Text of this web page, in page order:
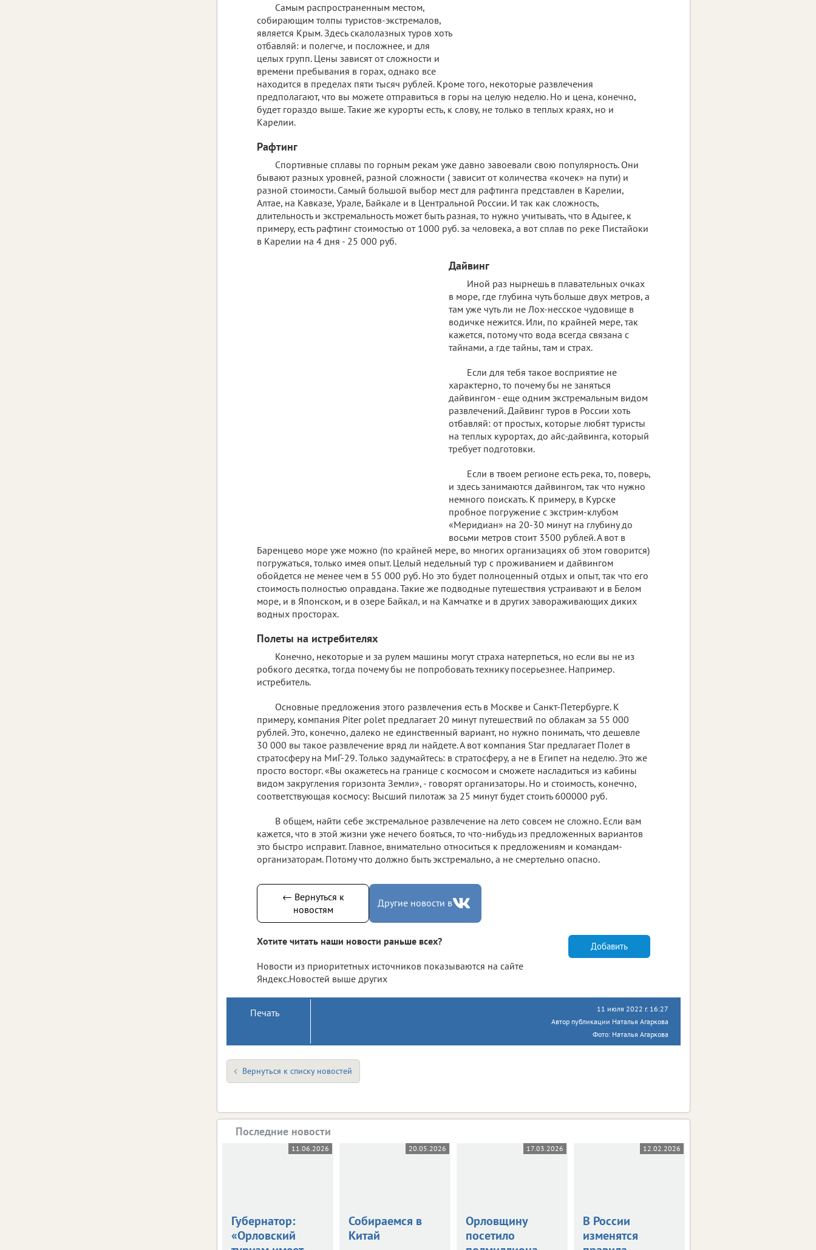
Самым распространенным местом,
собирающим толпы туристов-экстремалов,
является Крым. Здесь скалолазных туров хоть
отбавляй: и полегче, и посложнее, и для
целых групп. Цены зависят от сложности и
времени пребывания в горах, однако все
находится в пределах пяти тысяч рублей. Кроме того, некоторые развлечения
предполагают, что вы можете отправиться в горы на целую неделю. Но и цена, конечно,
будет гораздо выше. Такие же курорты есть, к слову, не только в теплых краях, но и
Карелии.
Рафтинг
Спортивные сплавы по горным рекам уже давно завоевали свою популярность. Они
бывают разных уровней, разной сложности ( зависит от количества «кочек» на пути) и
разной стоимости. Самый большой выбор мест для рафтинга представлен в Карелии,
Алтае, на Кавказе, Урале, Байкале и в Центральной России. И так как сложность,
длительность и экстремальность может быть разная, то нужно учитывать, что в Адыгее, к
примеру, есть рафтинг стоимостью от 1000 руб. за человека, а вот сплав по реке Пистайоки
в Карелии на 4 дня - 25 000 руб.
Дайвинг
Иной раз нырнешь в плавательных очках
в море, где глубина чуть больше двух метров, а
там уже чуть ли не Лох-несское чудовище в
водичке нежится. Или, по крайней мере, так
кажется, потому что вода всегда связана с
тайнами, а где тайны, там и страх.
Если для тебя такое восприятие не
характерно, то почему бы не заняться
дайвингом - еще одним экстремальным видом
развлечений. Дайвинг туров в России хоть
отбавляй: от простых, которые любят туристы
на теплых курортах, до айс-дайвинга, который
требует подготовки.
Если в твоем регионе есть река, то, поверь,
и здесь занимаются дайвингом, так что нужно
немного поискать. К примеру, в Курске
пробное погружение с экстрим-клубом
«Меридиан» на 20-30 минут на глубину до
восьми метров стоит 3500 рублей. А вот в
Баренцево море уже можно (по крайней мере, во многих организациях об этом говорится)
погружаться, только имея опыт. Целый недельный тур с проживанием и дайвингом
обойдется не менее чем в 55 000 руб. Но это будет полноценный отдых и опыт, так что его
стоимость полностью оправдана. Такие же подводные путешествия устраивают и в Белом
море, и в Японском, и в озере Байкал, и на Камчатке и в других завораживающих диких
водных просторах.
Полеты на истребителях
Конечно, некоторые и за рулем машины могут страха натерпеться, но если вы не из
робкого десятка, тогда почему бы не попробовать технику посерьезнее. Например.
истребитель.
Основные предложения этого развлечения есть в Москве и Санкт-Петербурге. К
примеру, компания Piter polet предлагает 20 минут путешествий по облакам за 55 000
рублей. Это, конечно, далеко не единственный вариант, но нужно понимать, что дешевле
30 000 вы такое развлечение вряд ли найдете. А вот компания Star предлагает Полет в
стратосферу на МиГ-29. Только задумайтесь: в стратосферу, а не в Египет на неделю. Это же
просто восторг. «Вы окажетесь на границе с космосом и сможете насладиться из кабины
видом закругления горизонта Земли», - говорят организаторы. Но и стоимость, конечно,
соответствующая космосу: Высший пилотаж за 25 минут будет стоить 600000 руб.
В общем, найти себе экстремальное развлечение на лето совсем не сложно. Если вам
кажется, что в этой жизни уже нечего бояться, то что-нибудь из предложенных вариантов
это быстро исправит. Главное, внимательно относиться к предложениям и командам-
организаторам. Потому что должно быть экстремально, а не смертельно опасно.
← Вернуться к
новостям
Другие новости в
Хотите читать наши новости раньше всех?
Новости из приоритетных источников показываются на сайте
Яндекс.Новостей выше других
Добавить
Печать
11 июля 2022 г. 16:27
Автор публикации Наталья Агаркова
Фото: Наталья Агаркова
Вернуться к списку новостей
Последние новости
11.06.2026
Губернатор:
«Орловский
20.05.2026
Собираемся в
Китай
17.03.2026
Орловщину
посетило
12.02.2026
В России
изменятся